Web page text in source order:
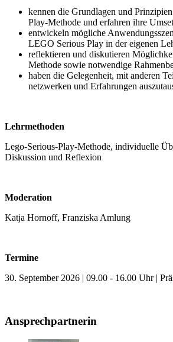
kennen die Grundlagen und
Play-Methode und erfahren ihre
entwickeln mögliche
LEGO Serious Play in der eigenen
reflektieren und diskutieren
Methode sowie notwendige
haben die Gelegenheit, mit anderen
netzwerken und Erfahrungen
Lehrmethoden
Lego-Serious-Play-Methode, individuelle
Diskussion und Reflexion
Moderation
Katja Hornoff, Franziska Amlung
Termine
30. September 2026 | 09.00 - 16.00 Uhr |
Ansprechpartnerin